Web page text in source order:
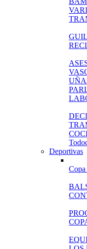
Todo
Deportivas
Copa